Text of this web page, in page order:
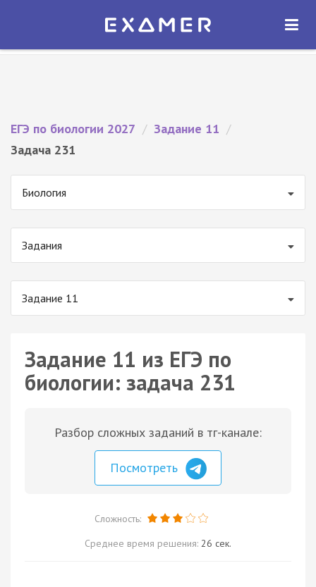
Экзамер — ЕГЭ 2027
ОТКРЫТЬ
ЕГЭ по биологии 2027 / Задание 11 /
Задача 231
Биология
Задания
Задание 11
Задание 11 из ЕГЭ по
биологии: задача 231
Разбор сложных заданий в тг-канале:
Посмотреть
Сложность:
Среднее время решения: 26 сек.